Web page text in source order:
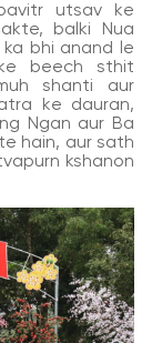
utsav ke
balki Nua
bhi anand le
beech sthit
shanti aur
ke dauran,
Ngan aur Ba
hain, aur sath
kshanon